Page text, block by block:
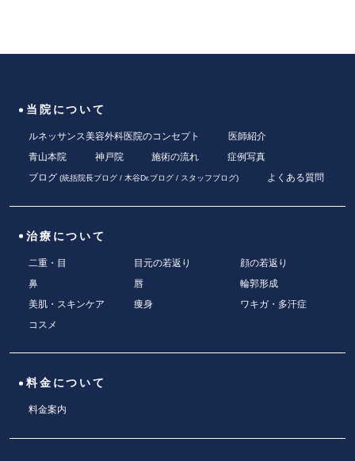
当院について
ルネッサンス美容外科医院のコンセプト
医師紹介
青山本院
神戸院 施術の流れ
症例写真
ブログ (統括院長ブログ/ 木谷Dr.ブログ/ スタッフブログ) よくある質問
治療について
二重・目 目元の若返り
顔の若返り
鼻
唇
輪郭形成
美肌・スキンケア
痩身
ワキガ・多汗症
コスメ
料金について
料金案内